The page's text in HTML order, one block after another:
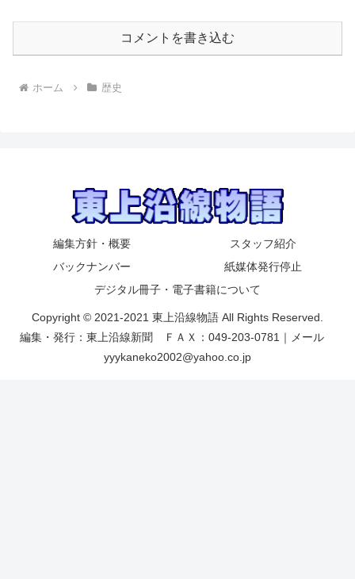
コメントを書き込む
ホーム 歴史
編集方針・概要
スタッフ紹介
バックナンバー
紙媒体発行停止
デジタル冊子・電子書籍について
Copyright © 2021-2021 東上沿線物語 All Rights Reserved.
編集・発行：東上沿線新聞 ＦＡＸ：049-203-0781｜メール
yyykaneko2002@yahoo.co.jp